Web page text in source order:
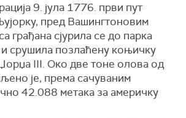
9. јула 1776. први пут
пред Вашингтоновим
грађана сјурила се до парка
срушила позлаћену коњичку
III. Око две тоне олова од
је, према сачуваним
42.088 метака за америчку